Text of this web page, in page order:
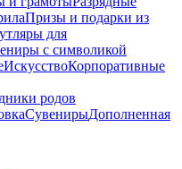
Призы и подарки из
для
с символикой
ИскусствоКорпоративные
родов
СувенирыДополненная